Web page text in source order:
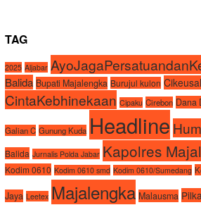
TAG
2025 Aljabar
Balida Bupati Majalengka Burujul kulon Cikeusal
CintaKebhinekaan Cipaku Cirebon Dana
Galian C Gunung Kuda Headline
Balida Jurnalis Polda Jabar Kapolres
Kodim 0610 Kodim 0610 smd Kodim 0610/Sumedang
Jaya Leetex Majalengka Malausma